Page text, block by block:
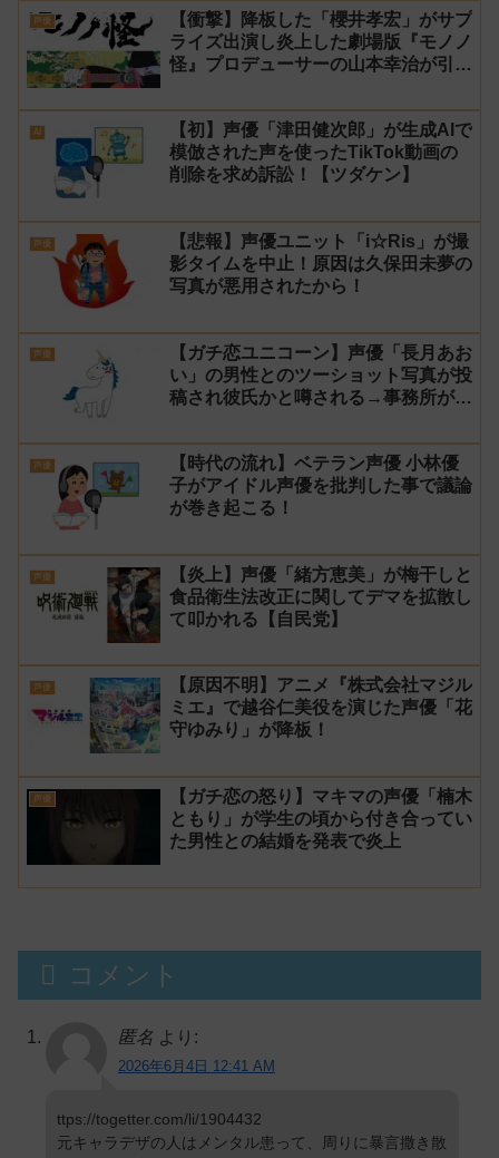
声優
【衝撃】降板した「櫻井孝宏」がサプ
ライズ出演し炎上した劇場版『モノノ
怪』プロデューサーの山本幸治が引
AI
【初】声優「津田健次郎」が生成AIで
模倣された声を使ったTikTok動画の
削除を求め訴訟！【ツダケン】
声優
【悲報】声優ユニット「i☆Ris」が撮
影タイムを中止！原因は久保田未夢の
写真が悪用されたから！
声優
【ガチ恋ユニコーン】声優「長月あお
い」の男性とのツーショット写真が投
稿され彼氏かと噂される→事務所が本
よう注意喚起！
声優
【時代の流れ】ベテラン声優 小林優
子がアイドル声優を批判した事で議論
が巻き起こる！
声優
【炎上】声優「緒方恵美」が梅干しと
食品衛生法改正に関してデマを拡散し
て叩かれる【自民党】
声優
【原因不明】アニメ『株式会社マジル
ミエ』で越谷仁美役を演じた声優「花
守ゆみり」が降板！
声優
【ガチ恋の怒り】マキマの声優「楠木
ともり」が学生の頃から付き合ってい
た男性との結婚を発表で炎上
コメント
匿名 より:
2026年6月4日 12:41 AM
ttps://togetter.com/li/1904432
元キャラデザの人はメンタル患って、周りに暴言撒き散